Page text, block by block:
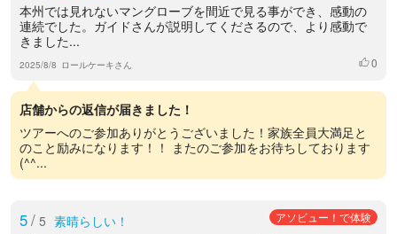
本州では見れないマングローブを間近で見る事ができ、感動の
連続でした。ガイドさんが説明してくださるので、より感動で
きました...
2025/8/8 ロールケーキさん いいね
0
店舗からの返信が届きました！
ツアーへのご参加ありがとうございました！家族全員大満足と
のこと励みになります！！ またのご参加をお待ちしております
(^^...
5/ 5 素晴らしい！ アソビュー！で体験